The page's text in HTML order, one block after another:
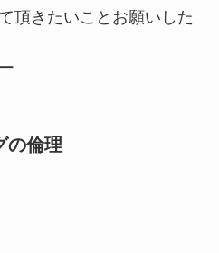
頂きたいことお願いした
の倫理